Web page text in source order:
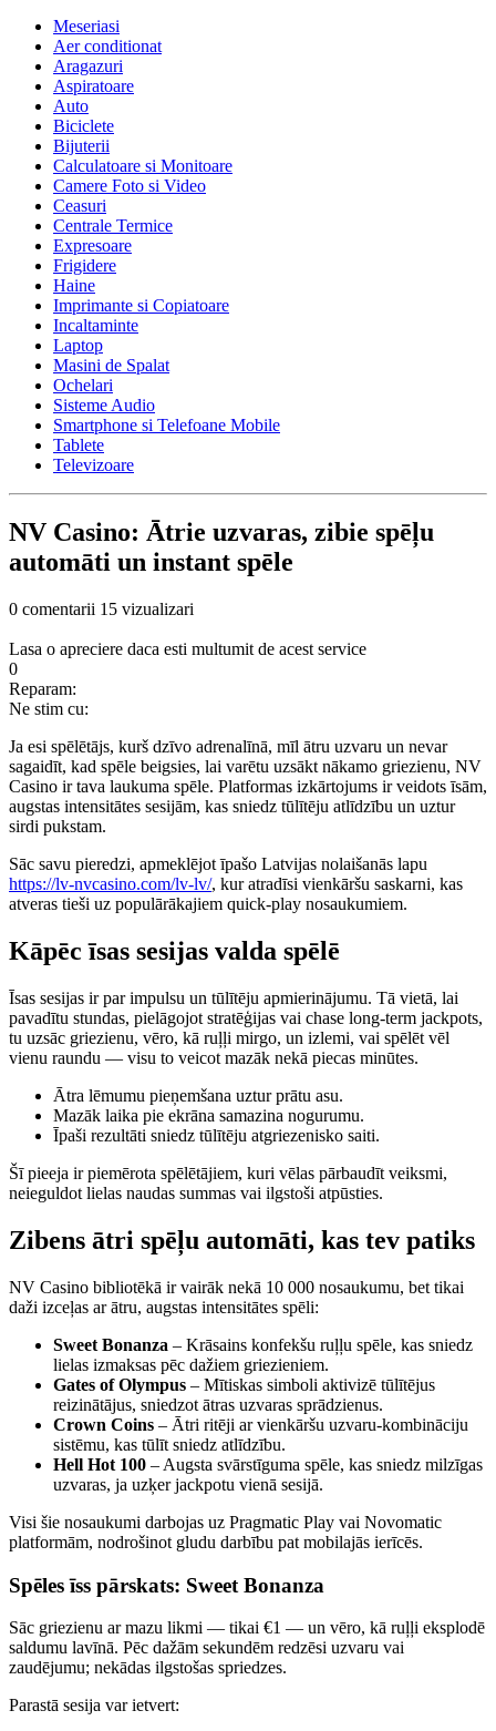
Meseriasi
Aer conditionat
Aragazuri
Aspiratoare
Auto
Biciclete
Bijuterii
Calculatoare si Monitoare
Camere Foto si Video
Ceasuri
Centrale Termice
Expresoare
Frigidere
Haine
Imprimante si Copiatoare
Incaltaminte
Laptop
Masini de Spalat
Ochelari
Sisteme Audio
Smartphone si Telefoane Mobile
Tablete
Televizoare
NV Casino: Ātrie uzvaras, zibie spēļu
automāti un instant spēle
0 comentarii 15 vizualizari
Lasa o apreciere daca esti multumit de acest service
0
Reparam:
Ne stim cu:
Ja esi spēlētājs, kurš dzīvo adrenalīnā, mīl ātru uzvaru un nevar
sagaidīt, kad spēle beigsies, lai varētu uzsākt nākamo griezienu, NV
Casino ir tava laukuma spēle. Platformas izkārtojums ir veidots īsām,
augstas intensitātes sesijām, kas sniedz tūlītēju atlīdzību un uztur
sirdi pukstam.
Sāc savu pieredzi, apmeklējot īpašo Latvijas nolaišanās lapu
https://lv-nvcasino.com/lv-lv/, kur atradīsi vienkāršu saskarni, kas
atveras tieši uz populārākajiem quick‑play nosaukumiem.
Kāpēc īsas sesijas valda spēlē
Īsas sesijas ir par impulsu un tūlītēju apmierinājumu. Tā vietā, lai
pavadītu stundas, pielāgojot stratēģijas vai chase long‑term jackpots,
tu uzsāc griezienu, vēro, kā ruļļi mirgo, un izlemi, vai spēlēt vēl
vienu raundu — visu to veicot mazāk nekā piecas minūtes.
Ātra lēmumu pieņemšana uztur prātu asu.
Mazāk laika pie ekrāna samazina nogurumu.
Īpaši rezultāti sniedz tūlītēju atgriezenisko saiti.
Šī pieeja ir piemērota spēlētājiem, kuri vēlas pārbaudīt veiksmi,
neieguldot lielas naudas summas vai ilgstoši atpūsties.
Zibens ātri spēļu automāti, kas tev patiks
NV Casino bibliotēkā ir vairāk nekā 10 000 nosaukumu, bet tikai
daži izceļas ar ātru, augstas intensitātes spēli:
Sweet Bonanza – Krāsains konfekšu ruļļu spēle, kas sniedz
lielas izmaksas pēc dažiem griezieniem.
Gates of Olympus – Mītiskas simboli aktivizē tūlītējus
reizinātājus, sniedzot ātras uzvaras sprādzienus.
Crown Coins – Ātri ritēji ar vienkāršu uzvaru‑kombināciju
sistēmu, kas tūlīt sniedz atlīdzību.
Hell Hot 100 – Augsta svārstīguma spēle, kas sniedz milzīgas
uzvaras, ja uzķer jackpotu vienā sesijā.
Visi šie nosaukumi darbojas uz Pragmatic Play vai Novomatic
platformām, nodrošinot gludu darbību pat mobilajās ierīcēs.
Spēles īss pārskats: Sweet Bonanza
Sāc griezienu ar mazu likmi — tikai €1 — un vēro, kā ruļļi eksplodē
saldumu lavīnā. Pēc dažām sekundēm redzēsi uzvaru vai
zaudējumu; nekādas ilgstošas spriedzes.
Parastā sesija var ietvert: